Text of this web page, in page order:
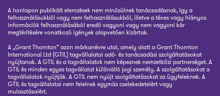
A honlapon publikált elemzések nem minősülnek tanácsadásnak, így a
felhasználásukból vagy nem felhasználásukból, illetve a téves vagy hiányos
információk felhasználásából eredő vagyoni vagy nem vagyoni kár
megtérítésére vonatkozó igények alapvetően kizártak.
A „Grant Thornton” azon márkanévre utal, amely alatt a Grant Thornton
International Ltd (GTIL) tagvállalatai adó- és tanácsadási szolgáltatásokat
nyújtanak. A GTIL és a tagvállalatok nem képeznek nemzetközi partnerséget. A
GTIL és minden egyes tagvállalat különálló jogi személy. A szolgáltatásokat a
tagvállalatok nyújtják. A GTIL nem nyújt szolgáltatásokat az ügyfeleknek. A
GTIL és tagvállalatai nem felelnek egymás cselekedeteiért vagy
mulasztásaiért.